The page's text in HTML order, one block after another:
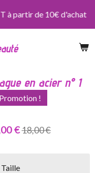
à partir de 10€ d'achat
en acier n° 1
Promotion !
€18,00 €
Taille